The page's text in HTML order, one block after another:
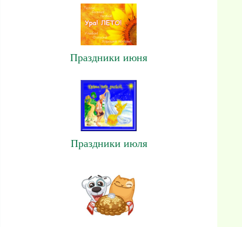
Праздники июня
Праздники июля